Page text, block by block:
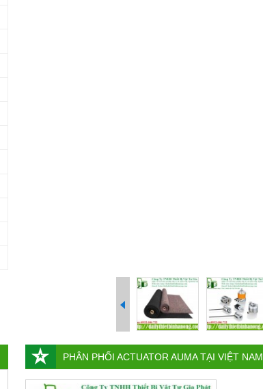
PHÂN PHỐI ACTUATOR AUMA TẠI VIỆT NAM